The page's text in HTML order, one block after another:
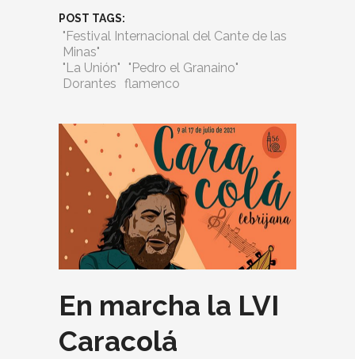
POST TAGS:
"Festival Internacional del Cante de las
Minas"
"La Unión"
"Pedro el Granaino"
Dorantes flamenco
En marcha la LVI
Caracolá